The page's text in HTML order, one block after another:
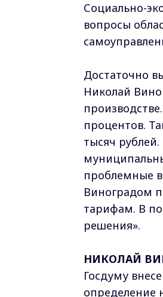
Социально-
вопросы
Достаточно
Николай
процентов.
тысяч
проблемные
Виноградом
тарифам. В
решения».
НИКОЛАЙ
Госдуму
определение